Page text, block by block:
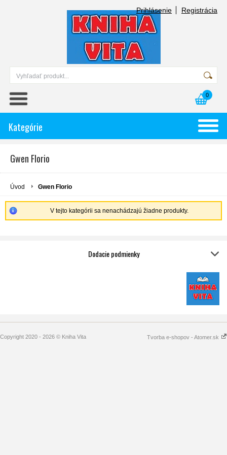
Prihlásenie Registrácia
0
Kategórie
Gwen Florio
Úvod Gwen Florio
V tejto kategórii sa nenachádzajú žiadne produkty.
Dodacie podmienky
Copyright 2020 - 2026 © Kniha Vita Tvorba e-shopov - Atomer.sk